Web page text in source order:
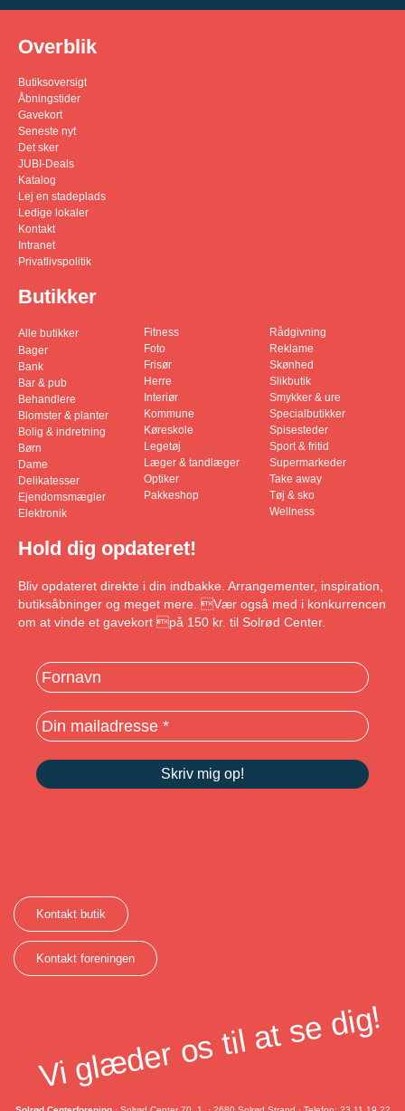
Overblik
Butiksoversigt
Åbningstider
Gavekort
Seneste nyt
Det sker
JUBI-Deals
Katalog
Lej en stadeplads
Ledige lokaler
Kontakt
Intranet
Privatlivspolitik
Butikker
Alle butikker
Bager
Bank
Bar & pub
Behandlere
Blomster & planter
Bolig & indretning
Børn
Dame
Delikatesser
Ejendomsmægler
Elektronik
Fitness
Foto
Frisør
Herre
Interiør
Kommune
Køreskole
Legetøj
Læger & tandlæger
Optiker
Pakkeshop
Rådgivning
Reklame
Skønhed
Slikbutik
Smykker & ure
Specialbutikker
Spisesteder
Sport & fritid
Supermarkeder
Take away
Tøj & sko
Wellness
Hold dig opdateret!
Bliv opdateret direkte i din indbakke. Arrangementer, inspiration,
butiksåbninger og meget mere. Vær også med i konkurrencen
om at vinde et gavekort på 150 kr. til Solrød Center.
Kontakt butik
Kontakt foreningen
Vi glæder os til at se dig!